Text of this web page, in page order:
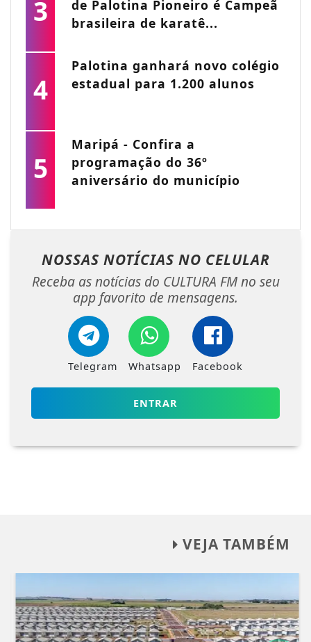
3
de Palotina Pioneiro é Campeã
brasileira de karatê...
4
Palotina ganhará novo colégio
estadual para 1.200 alunos
5
Maripá - Confira a
programação do 36º
aniversário do município
NOSSAS NOTÍCIAS NO CELULAR
Receba as notícias do CULTURA FM no seu
app favorito de mensagens.
Telegram Whatsapp Facebook
ENTRAR
VEJA TAMBÉM